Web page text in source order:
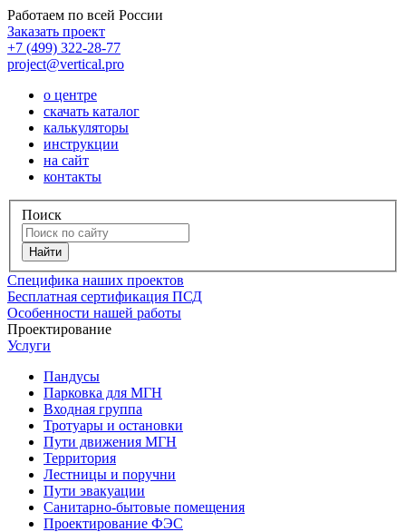
Работаем по всей России
Заказать проект
+7 (499) 322-28-77
project@vertical.pro
о центре
скачать каталог
калькуляторы
инструкции
на сайт
контакты
Поиск
Специфика наших проектов
Бесплатная сертификация ПСД
Особенности нашей работы
Проектирование
Услуги
Пандусы
Парковка для МГН
Входная группа
Тротуары и остановки
Пути движения МГН
Территория
Лестницы и поручни
Пути эвакуации
Санитарно-бытовые помещения
Проектирование ФЭС